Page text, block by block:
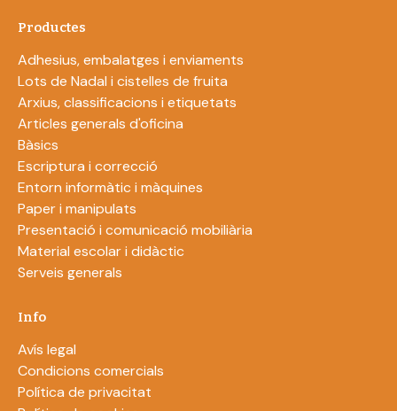
Productes
Adhesius, embalatges i enviaments
Lots de Nadal i cistelles de fruita
Arxius, classificacions i etiquetats
Articles generals d'oficina
Bàsics
Escriptura i correcció
Entorn informàtic i màquines
Paper i manipulats
Presentació i comunicació mobiliària
Material escolar i didàctic
Serveis generals
Info
Avís legal
Condicions comercials
Política de privacitat